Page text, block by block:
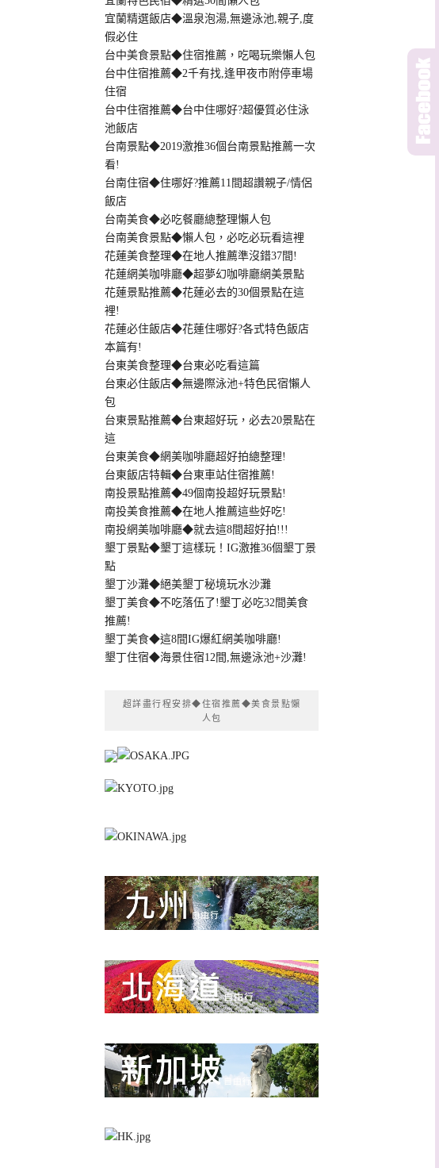
宜蘭精選飯店◆溫泉泡湯,無邊泳池,親子,度
假必住
台中美食景點◆住宿推薦，吃喝玩樂懶人包
台中住宿推薦◆2千有找,逢甲夜市附停車場
住宿
台中住宿推薦◆台中住哪好?超優質必住泳
池飯店
台南景點◆2019激推36個台南景點推薦一次
看!
台南住宿◆住哪好?推薦11間超讚親子/情侶
飯店
台南美食◆必吃餐廳總整理懶人包
台南美食景點◆懶人包，必吃必玩看這裡
花蓮美食整理◆在地人推薦準沒錯37間!
花蓮網美咖啡廳◆超夢幻咖啡廳網美景點
花蓮景點推薦◆花蓮必去的30個景點在這
裡!
花蓮必住飯店◆花蓮住哪好?各式特色飯店
本篇有!
台東美食整理◆台東必吃看這篇
台東必住飯店◆無邊際泳池+特色民宿懶人
包
台東景點推薦◆台東超好玩，必去20景點在
這
台東美食◆網美咖啡廳超好拍總整理!
台東飯店特輯◆台東車站住宿推薦!
南投景點推薦◆49個南投超好玩景點!
南投美食推薦◆在地人推薦這些好吃!
南投網美咖啡廳◆就去這8間超好拍!!!
墾丁景點◆墾丁這樣玩！IG激推36個墾丁景
點
墾丁沙灘◆絕美墾丁秘境玩水沙灘
墾丁美食◆不吃落伍了!墾丁必吃32間美食
推薦!
墾丁美食◆這8間IG爆紅網美咖啡廳!
墾丁住宿◆海景住宿12間,無邊泳池+沙灘!
超詳盡行程安排◆住宿推薦◆美食景點懶
人包